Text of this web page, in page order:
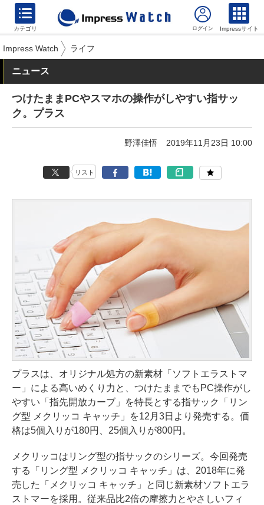
カテゴリ Impressサイト
Impress Watch ライフ
ニュース
つけたままPCやスマホの操作がしやすい指サッ
ク。プラス
野澤佳悟 2019年11月23日 10:00
リスト
プラスは、オリジナル処方の新素材「ソフトエラストマ
ー」による高いめくり力と、つけたままでもPC操作がし
やすい「指先開放カーブ」を特長とする指サック「リン
グ型 メクリッコ キャッチ」を12月3日より発売する。価
格は5個入りが180円、25個入りが800円。
メクリッコはリング型の指サックのシリーズ。今回発売
する「リング型 メクリッコ キャッチ」は、2018年に発
売した「メクリッコ キャッチ」と同じ新素材ソフトエラ
ストマーを採用。従来品比2倍の摩擦力とやさしいフィ